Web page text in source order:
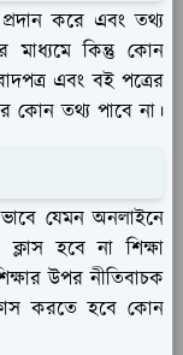
করে এবং তথ্য
মাধ্যমে কিন্তু কোন
এবং বই পত্রের
কোন তথ্য পাবে না।
যেমন অনলাইনে
হবে না শিক্ষা
উপর নীতিবাচক
করতে হবে কোন